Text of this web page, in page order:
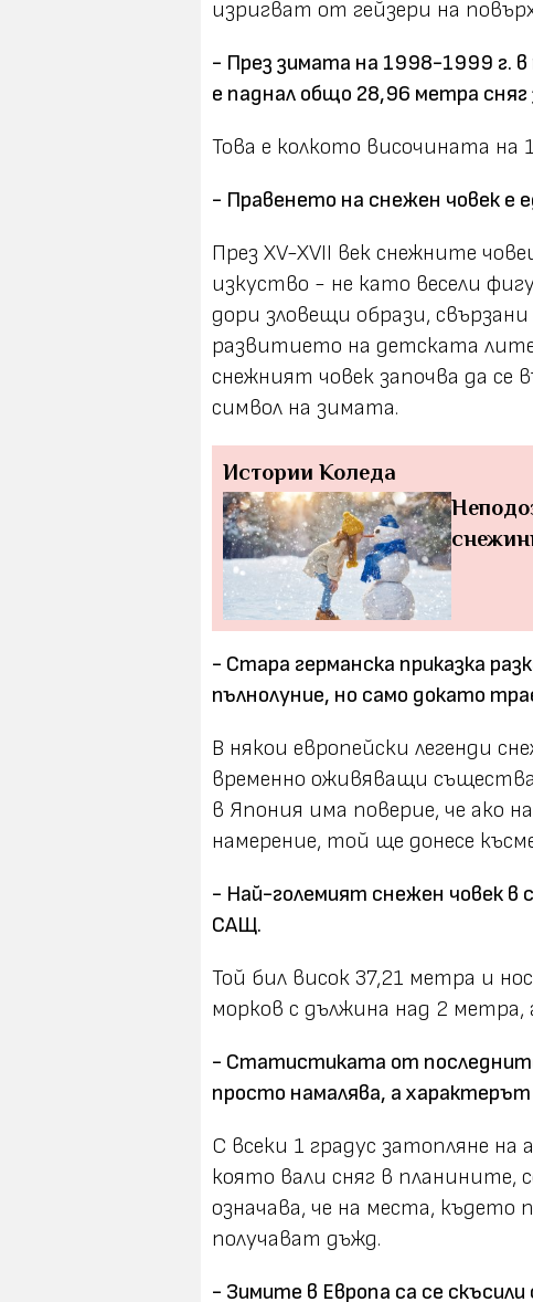
изригват от гейзери на
- През зимата на 1998-1999 г.
е паднал общо 28,96 метра сняг
Това е колкото височината на
- Правенето на снежен човек е
През XV-XVII век снежните
изкуство - не като весели
дори зловещи образи, свързани
развитието на детската
снежният човек започва да се
символ на зимата.
Истории Коледа
- Стара германска приказка
пълнолуние, но само докато
В някои европейски легенди
временно оживяващи
в Япония има поверие, че ако
намерение, той ще донесе
- Най-големият снежен човек в
САЩ.
Той бил висок 37,21 метра и
морков с дължина над 2
- Статистиката от
просто намалява, а
С всеки 1 градус затопляне
която вали сняг в планините,
означава, че на места, където
получават дъжд.
- Зимите в Европа са се